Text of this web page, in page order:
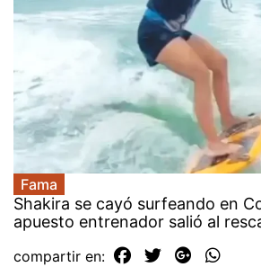
Fama
Shakira se cayó surfeando en
apuesto entrenador salió al
compartir en: